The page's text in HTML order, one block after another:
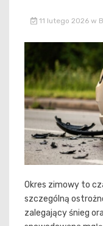
11 lutego 2026 w
Okres zimowy to
szczególną
zalegający śnieg